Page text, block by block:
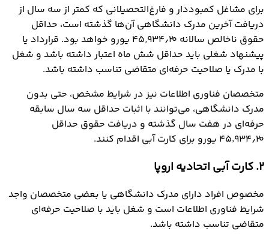
برای مشاغل کمبوددار و فارغ‌التحصیلانی که کمتر از سه سال از
دریافت آخرین مدرک دانشگاهی آن‌ها گذشته است، حداقل
حقوق ناخالص سالانه ۴۵٬۹۳۴٫۲۰ یورو خواهد بود. قرارداد یا
پیشنهاد شغلی باید حداقل شش ماه اعتبار داشته باشد و شغل
با مدرک یا صلاحیت حرفه‌ای متقاضی تناسب داشته باشد.
متخصصان فناوری اطلاعات نیز در شرایط مشخص، حتی بدون
مدرک دانشگاهی، می‌توانند با اثبات حداقل سه سال سابقه
حرفه‌ای در هفت سال گذشته و دریافت حقوق حداقل
۴۵٬۹۳۴٫۲۰ یورو برای کارت آبی اقدام کنند.
2. کارت آبی اتحادیه اروپا
مخصوص افراد دارای مدرک دانشگاهی یا بعضی متخصصان واجد
شرایط فناوری اطلاعات است و شغل باید با صلاحیت حرفه‌ای
متقاضی تناسب داشته باشد.